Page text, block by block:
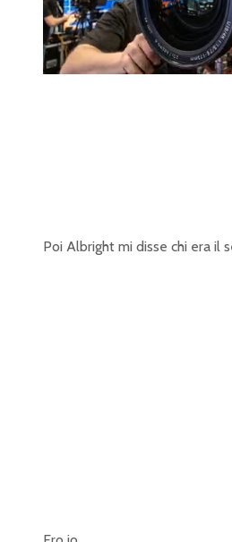
U
n
L
o
Poi Albright mi disse chi era il